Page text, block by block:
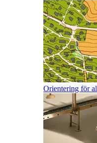
Orientering för